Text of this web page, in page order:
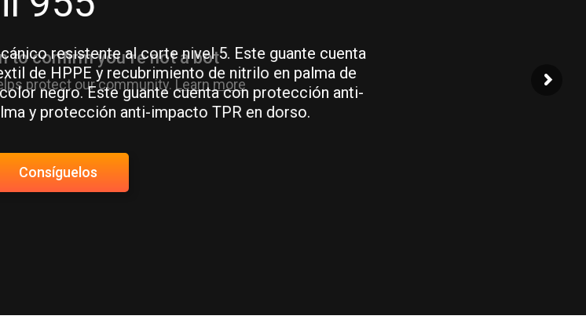
resistente al corte nivel 5. Este guante cuenta
de HPPE y recubrimiento de nitrilo en palma de
color negro. Este guante cuenta con protección anti-
Consíguelos